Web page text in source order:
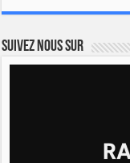
Suivez nous sur